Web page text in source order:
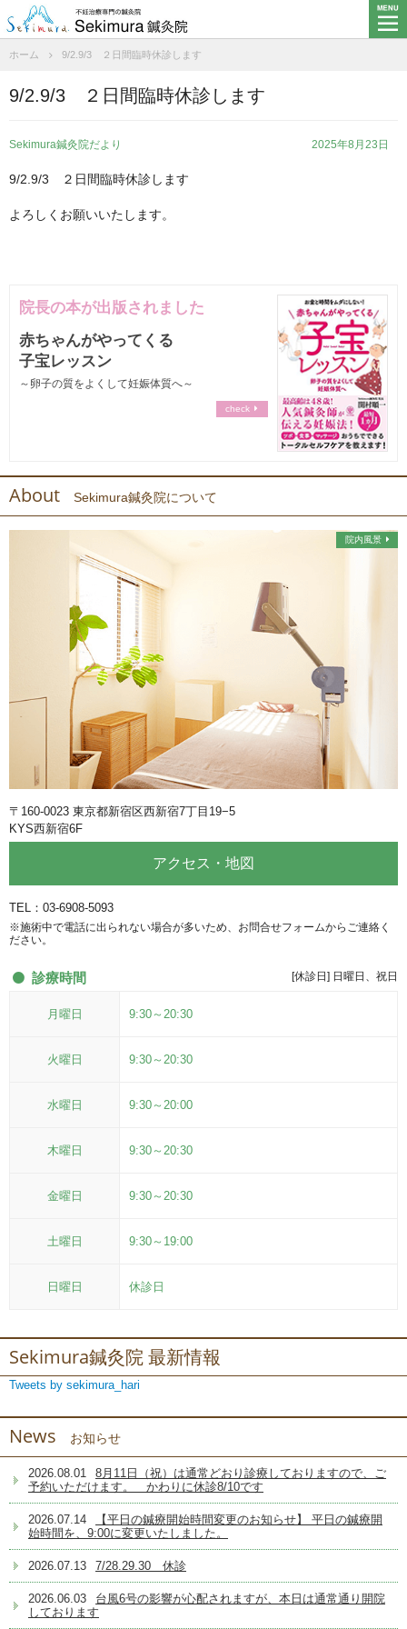
ホーム 9/2.9/3 ２日間臨時休診します
9/2.9/3 ２日間臨時休診します
Sekimura鍼灸院だより 2025年8月23日
9/2.9/3 ２日間臨時休診します
よろしくお願いいたします。
院長の本が出版されました
赤ちゃんがやってくる
子宝レッスン
～卵子の質をよくして妊娠体質へ～
check
About Sekimura鍼灸院について
院内風景
〒160-0023 東京都新宿区西新宿7丁目19−5
KYS西新宿6F
アクセス・地図
TEL：03-6908-5093
※施術中で電話に出られない場合が多いため、お問合せフォームからご連絡く
ださい。
診療時間 [休診日] 日曜日、祝日
月曜日 9:30～20:30
火曜日 9:30～20:30
水曜日 9:30～20:00
木曜日 9:30～20:30
金曜日 9:30～20:30
土曜日 9:30～19:00
日曜日 休診日
Sekimura鍼灸院 最新情報
Tweets by sekimura_hari
News お知らせ
2026.08.01
8月11日（祝）は通常どおり診療しておりますので、ご
予約いただけます。 かわりに休診8/10です
2026.07.14
【平日の鍼療開始時間変更のお知らせ】 平日の鍼療開
始時間を、9:00に変更いたしました。
2026.07.13 7/28.29.30 休診
2026.06.03
台風6号の影響が心配されますが、本日は通常通り開院
しております